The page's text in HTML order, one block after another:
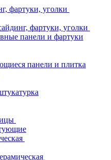
фартуки, уголки
фартуки, уголки
панели и фартуки
панели и плитка